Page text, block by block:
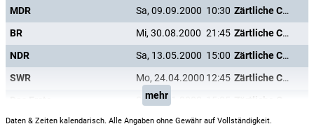
MDR Sa, 09.09.2000 10:30
Zärtliche Chaoten II
BR
Mi, 30.08.2000 21:45
Zärtliche Chaoten II
NDR
Sa, 13.05.2000 15:00
Zärtliche Chaoten II
SWR
Mo, 24.04.2000 12:45
Zärtliche Chaoten II
Sa, 15.01.2000
mehr
Daten & Zeiten kalendarisch. Alle Angaben ohne Gewähr auf Vollständigkeit.